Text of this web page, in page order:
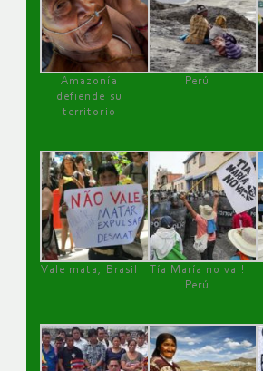
Amazonía
defiende su
territorio
Perú
Vale mata, Brasil
Tía María no va !
Perú